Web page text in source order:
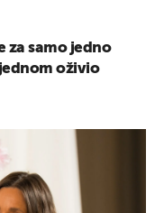
za samo jedno
oživio